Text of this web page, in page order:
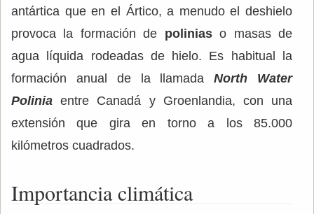
antártica que en el Ártico, a menudo el deshielo
provoca la formación de poliniaso masas de
agua líquida rodeadas de hielo. Es habitual la
formación anual de la llamadaNorth Water
Polinia entre Canadá y Groenlandia, con una
extensión que gira en torno a los 85.000
kilómetros cuadrados.
Importancia climática